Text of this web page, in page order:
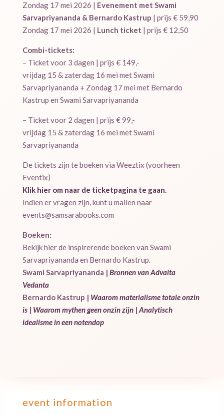
Zondag 17 mei 2026 | Evenement met Swami
Sarvapriyananda & Bernardo Kastrup | prijs € 59,90
Zondag 17 mei 2026 | Lunch ticket | prijs € 12,50
Combi-tickets:
– Ticket voor 3 dagen | prijs € 149,-
vrijdag 15 & zaterdag 16 mei met Swami
Sarvapriyananda + Zondag 17 mei met Bernardo
Kastrup en Swami Sarvapriyananda
– Ticket voor 2 dagen | prijs € 99,-
vrijdag 15 & zaterdag 16 mei met Swami
Sarvapriyananda
De tickets zijn te boeken via Weeztix (voorheen
Eventix)
Klik hier om naar de ticketpagina te gaan.
Indien er vragen zijn, kunt u mailen naar
events@samsarabooks.com
Boeken:
Bekijk hier de inspirerende boeken van Swami
Sarvapriyananda en Bernardo Kastrup.
Swami Sarvapriyananda | Bronnen van Advaita
Vedanta
Bernardo Kastrup | Waarom materialisme totale onzin
is| Waarom mythen geen onzin zijn| Analytisch
idealisme in een notendop
event information